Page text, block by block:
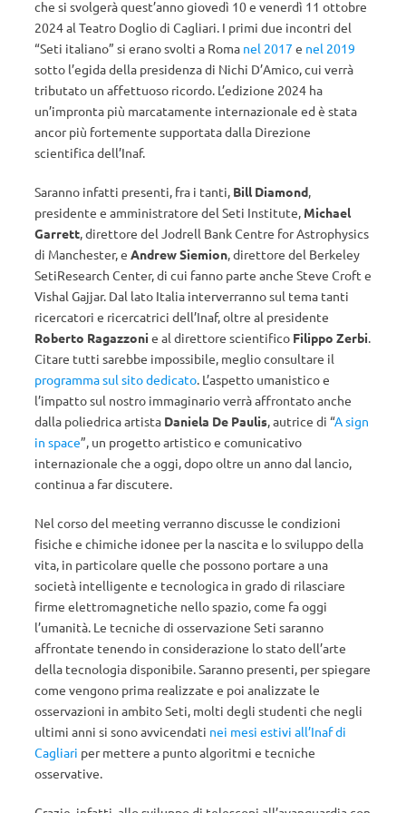
che si svolgerà quest’anno giovedì 10 e venerdì 11 ottobre
2024 al Teatro Doglio di Cagliari. I primi due incontri del
“Seti italiano” si erano svolti a Roma nel 2017 e nel 2019
sotto l’egida della presidenza di Nichi D’Amico, cui verrà
tributato un affettuoso ricordo. L’edizione 2024 ha
un’impronta più marcatamente internazionale ed è stata
ancor più fortemente supportata dalla Direzione
scientifica dell’Inaf.
Saranno infatti presenti, fra i tanti, Bill Diamond,
presidente e amministratore del Seti Institute, Michael
Garrett, direttore del Jodrell Bank Centre for Astrophysics
di Manchester, e Andrew Siemion, direttore del Berkeley
SetiResearch Center, di cui fanno parte anche Steve Croft e
Vishal Gajjar. Dal lato Italia interverranno sul tema tanti
ricercatori e ricercatrici dell’Inaf, oltre al presidente
Roberto Ragazzoni e al direttore scientifico Filippo Zerbi.
Citare tutti sarebbe impossibile, meglio consultare il
programma sul sito dedicato. L’aspetto umanistico e
l’impatto sul nostro immaginario verrà affrontato anche
dalla poliedrica artista Daniela De Paulis, autrice di “A sign
in space”, un progetto artistico e comunicativo
internazionale che a oggi, dopo oltre un anno dal lancio,
continua a far discutere.
Nel corso del meeting verranno discusse le condizioni
fisiche e chimiche idonee per la nascita e lo sviluppo della
vita, in particolare quelle che possono portare a una
società intelligente e tecnologica in grado di rilasciare
firme elettromagnetiche nello spazio, come fa oggi
l’umanità. Le tecniche di osservazione Seti saranno
affrontate tenendo in considerazione lo stato dell’arte
della tecnologia disponibile. Saranno presenti, per spiegare
come vengono prima realizzate e poi analizzate le
osservazioni in ambito Seti, molti degli studenti che negli
ultimi anni si sono avvicendati nei mesi estivi all’Inaf di
Cagliari per mettere a punto algoritmi e tecniche
osservative.